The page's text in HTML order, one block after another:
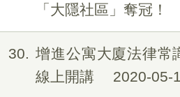
「大隱社區」奪冠！
30
增進公寓大廈法律常
線上開講
2020-05-